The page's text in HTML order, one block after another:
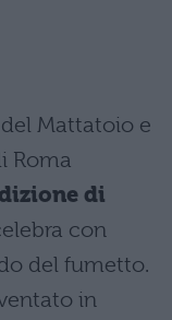
Mattatoio e
Roma
di
con
del fumetto.
in